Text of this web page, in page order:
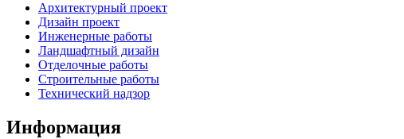
Архитектурный проект
Дизайн проект
Инженерные работы
Ландшафтный дизайн
Отделочные работы
Строительные работы
Технический надзор
Информация